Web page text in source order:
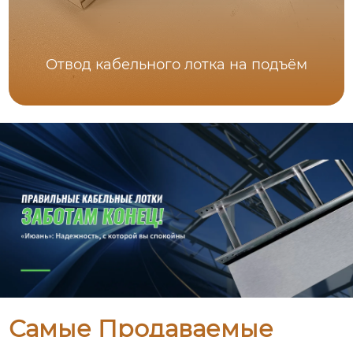
Отвод кабельного лотка на подъём
Самые Продаваемые